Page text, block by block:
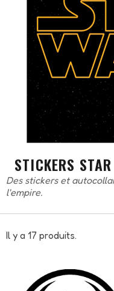
STICKERS
Des stickers et
l'empire.
Il y a 17 produits.